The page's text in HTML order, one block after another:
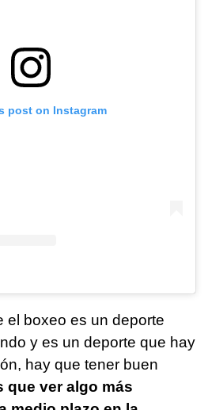
post on Instagram
el boxeo es un deporte
y es un deporte que hay
hay que tener buen
que ver algo más